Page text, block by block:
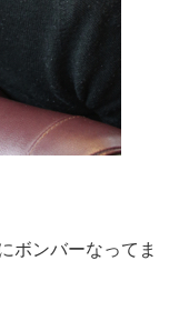
ンバーなってま